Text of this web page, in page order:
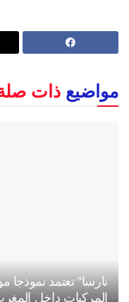
مواضيع ذات
نارسا” تعتمد نموذجا
المركبات داخل